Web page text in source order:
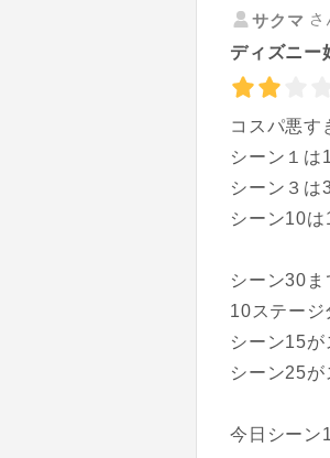
サクマ
ディズニー
コスパ悪す
シーン１は
シーン３は
シーン10
シーン30
10ステー
シーン15
シーン25
今日シーン